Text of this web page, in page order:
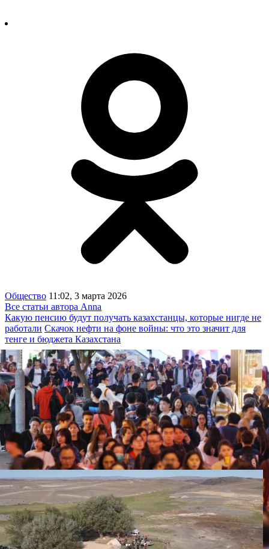
Общество 11:02, 3 марта 2026
Все статьи автора Anna
Какую пенсию будут получать казахстанцы, которые нигде не
работали Скачок нефти на фоне войны: что это значит для
тенге и бюджета Казахстана